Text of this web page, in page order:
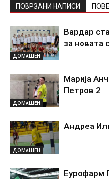
ПОВРЗАНИ НАПИСИ
ДОМАШЕН
Вардар
за новата
ДОМАШЕН
Марија
Петров 2
ДОМАШЕН
Андреа
Еурофарм